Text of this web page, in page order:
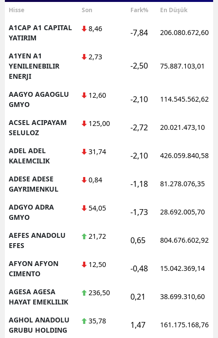
Hisse Son Fark% En Düşük
A1CAP A1 CAPITAL
YATIRIM
8,46 -7,84 206.080.672,60
A1YEN A1
YENILENEBILIR
ENERJI
2,73
-2,50 75.887.103,01
AAGYO AGAOGLU
GMYO
12,60 -2,10 114.545.562,62
ACSEL ACIPAYAM
SELULOZ
125,00 -2,72 20.021.473,10
ADEL ADEL
KALEMCILIK
31,74 -2,10 426.059.840,58
ADESE ADESE
GAYRIMENKUL
0,84 -1,18 81.278.076,35
ADGYO ADRA
GMYO
54,05 -1,73 28.692.005,70
AEFES ANADOLU
EFES
21,72 0,65 804.676.602,92
AFYON AFYON
CIMENTO
12,50 -0,48 15.042.369,14
AGESA AGESA
HAYAT EMEKLILIK
236,50 0,21 38.699.310,60
AGHOL ANADOLU
GRUBU HOLDING
35,78 1,47 161.175.168,76